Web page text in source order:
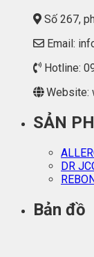
Số 267,
Email:
Hotline:
Website:
SẢN
DR
Bản đồ